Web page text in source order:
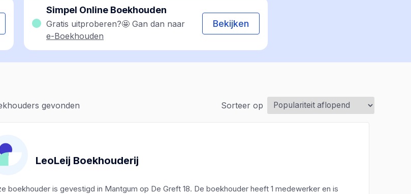
Simpel Online Boekhouden
Gratis uitproberen?🤩 Gan dan naar
e-Boekhouden
Bekijken
gevonden Sorteer op
LeoLeij Boekhouderij
boekhouder is gevestigd in Mantgum op De Greft 18. De boekhouder heeft 1 medewerker en is